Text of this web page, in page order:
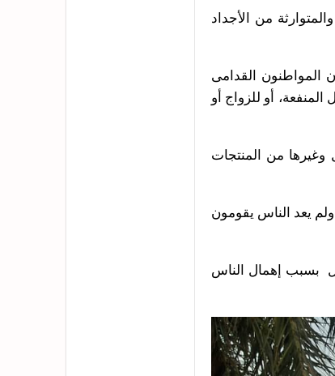
من الأجداد
المواطنون القدامى
أو للزواج أو
من المنتجات
يعد الناس يقومون
بسبب إهمال الناس